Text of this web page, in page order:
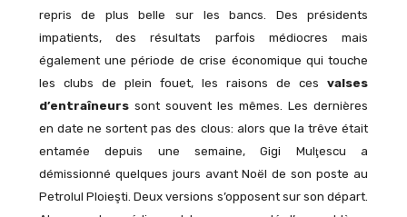
repris de plus belle sur les bancs. Des présidents
impatients, des résultats parfois médiocres mais
également une période de crise économique qui touche
les clubs de plein fouet, les raisons de cesvalses
d’entraîneurssont souvent les mêmes. Les dernières
en date ne sortent pas des clous: alors que la trêve était
entamée depuis une semaine, Gigi Mulţescu a
démissionné quelques jours avant Noël de son poste au
Petrolul Ploieşti. Deux versions s’opposent sur son départ.